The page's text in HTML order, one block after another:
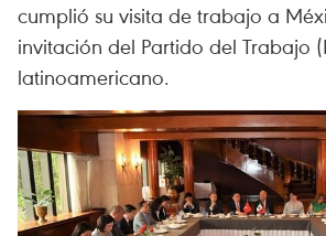
cumplió su visita de trabajo a
invitación del Partido del Trabajo
latinoamericano.